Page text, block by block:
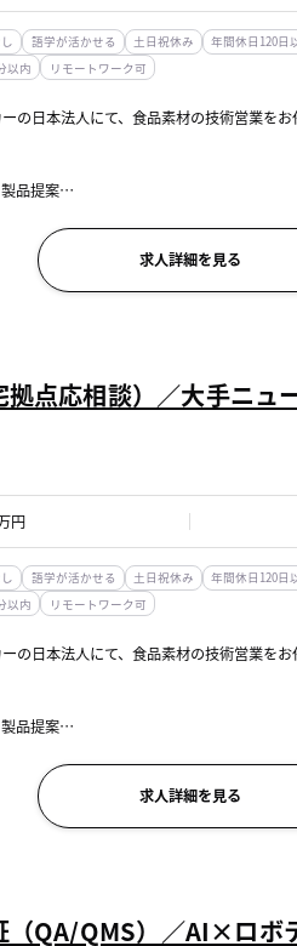
語学が活かせる 土日祝休み 年間休日120日
以内 リモートワーク可
の日本法人にて、食品素材の技術営業をお
品提案
資料入手、問合せ対応
求人詳細を見る
点応相談）／大手ニュ
円
語学が活かせる 土日祝休み 年間休日120日
以内 リモートワーク可
の日本法人にて、食品素材の技術営業をお
品提案
資料入手、問合せ対応
求人詳細を見る
（QA/QMS）／AI×ロボ